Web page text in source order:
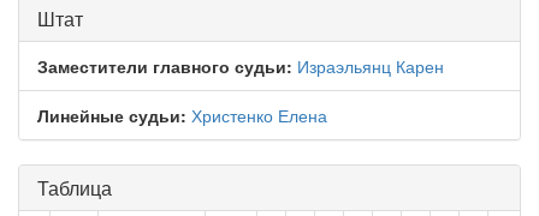
Штат
Заместители главного судьи: Израэльянц Карен
Линейные судьи: Христенко Елена
Таблица